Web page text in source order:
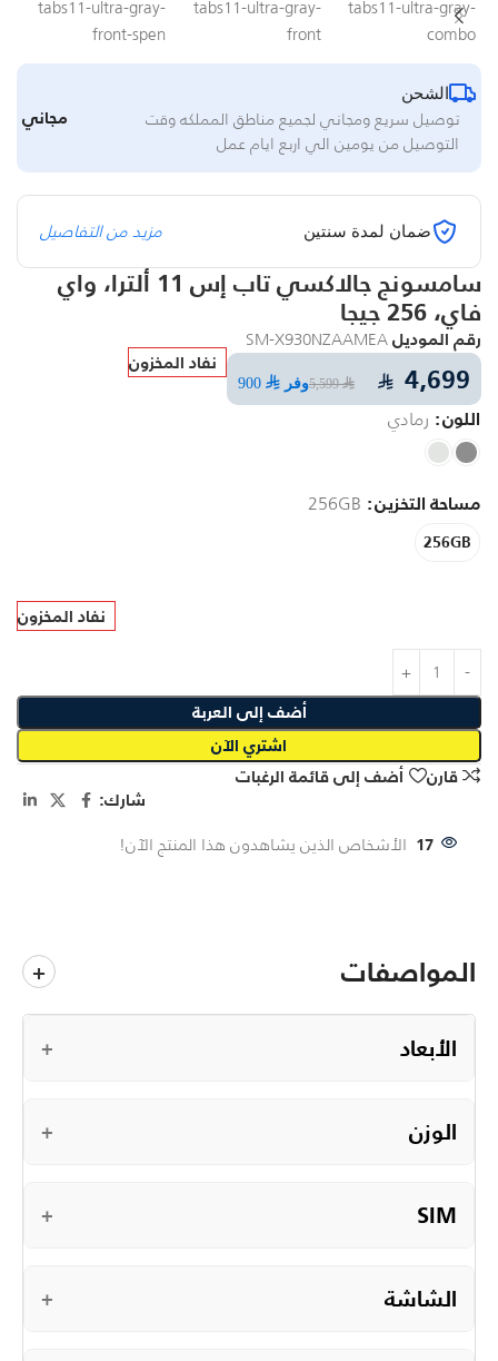
الشحن
توصيل سريع ومجاني لجميع مناطق المملكه وقت
التوصيل من يومين الي اربع ايام عمل
مجاني
ضمان لمدة سنتين مزيد من التفاصيل
سامسونج جالاكسي تاب إس 11 ألترا، واي
فاي، 256 جيجا
رقم الموديلSM-X930NZAAMEA
⃁ 4,699
⃁ 5,599 وفر ⃁ 900
نفاد المخزون
اللون رمادي
مساحة التخزين 256GB
256GB
نفاد المخزون
أضف إلى العربة
اشتري الآن
قارن
أضف إلى قائمة الرغبات
شارك:
17 الأشخاص الذين يشاهدون هذا المنتج الآن!
المواصفات +
الأبعاد +
الوزن +
SIM
+
الشاشة +